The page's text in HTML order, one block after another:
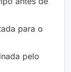
para o
pelo